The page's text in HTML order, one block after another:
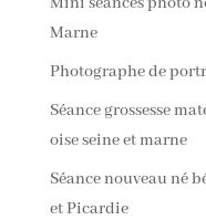
Marne
Photographe de
Séance grossesse
oise seine et marne
Séance nouveau né
et Picardie